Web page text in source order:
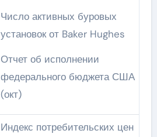
Число активных буровых
установок от Baker Hughes
Отчет об исполнении
федерального бюджета США
(окт)
Индекс потребительских цен